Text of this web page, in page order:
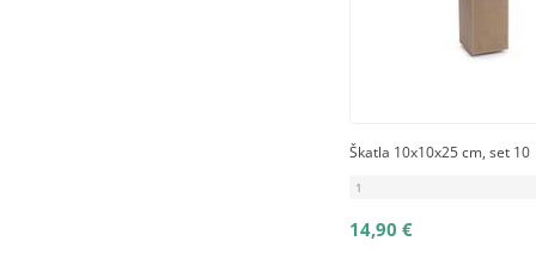
Škatla 10x10x25 cm, set 10
1
14,90 €